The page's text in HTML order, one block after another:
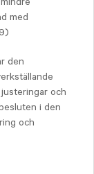
med
den
och
i den
och